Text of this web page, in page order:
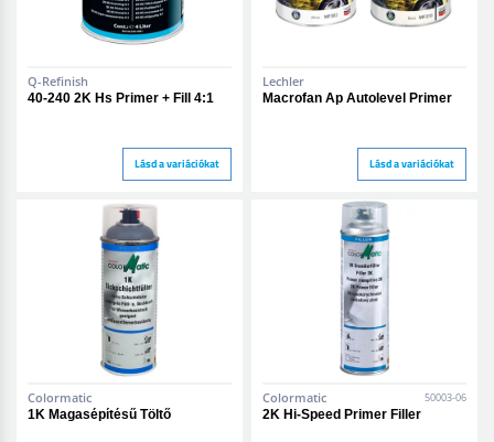
Q-Refinish
40-240 2K Hs Primer + Fill 4:1
Lásd a variációkat
Lechler
Macrofan Ap Autolevel Primer
Lásd a variációkat
Colormatic
1K Magasépítésű Töltő
Colormatic 50003-06
2K Hi-Speed Primer Filler